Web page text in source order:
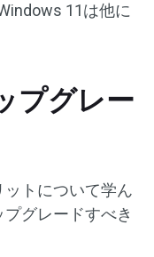
11は他に
プグレー
トについて学ん
グレードすべき